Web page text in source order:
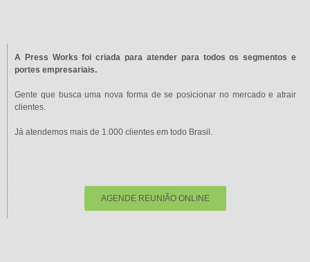
A Press Works foi criada para atender para todos os segmentos e
portes empresariais.
Gente que busca uma nova forma de se posicionar no mercado e atrair
clientes.
Já atendemos mais de 1.000 clientes em todo Brasil.
AGENDE REUNIÃO ONLINE